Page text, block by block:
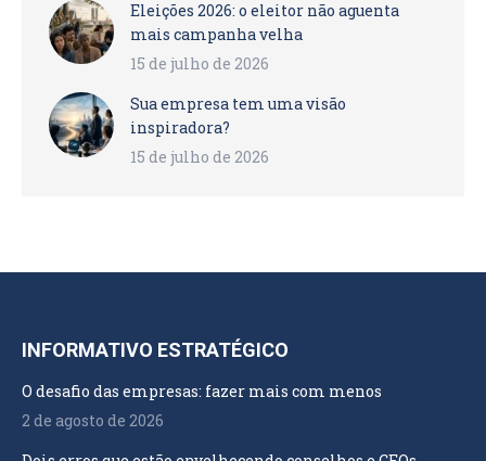
Eleições 2026: o eleitor não aguenta
mais campanha velha
15 de julho de 2026
Sua empresa tem uma visão
inspiradora?
15 de julho de 2026
INFORMATIVO ESTRATÉGICO
O desafio das empresas: fazer mais com menos
2 de agosto de 2026